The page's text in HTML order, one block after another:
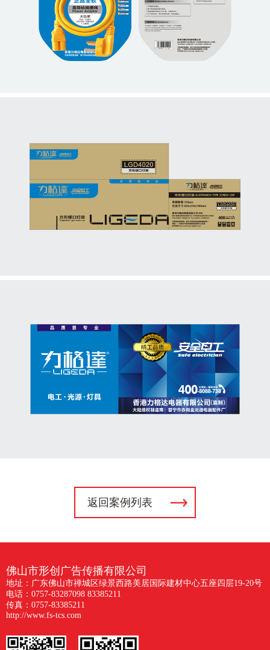
返回案例列表
佛山市形创广告传播有限公司
地址：广东佛山市禅城区绿景西路美居国际建材中心五座四层19-20号
电话：0757-83287098 83385211
传真：0757-83385211
http://www.fs-tcs.com